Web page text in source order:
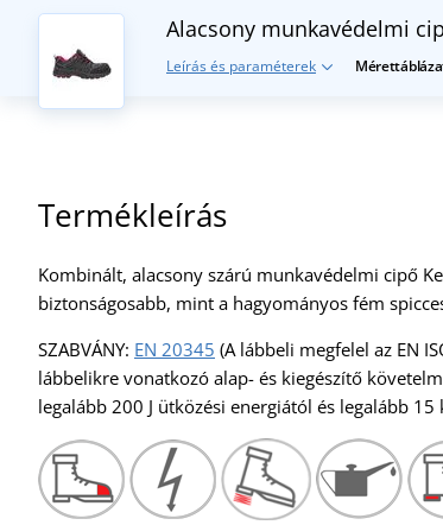
Alacsony munkavédelmi
Leírás és paraméterek
Termékleírás
Kombinált, alacsony szárú munkavédelmi cipő
biztonságosabb, mint a hagyományos fém
SZABVÁNY: EN 20345 (A lábbeli megfelel az EN
lábbelikre vonatkozó alap- és kiegészítő
legalább 200 J ütközési energiától és legalább